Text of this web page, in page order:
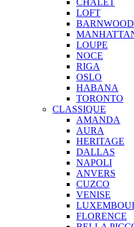
CHALET
LOFT
BARNWOOD
LOUPE
NOCE
RIGA
OSLO
HABANA
TORONTO
CLASSIQUE
AMANDA
AURA
HERITAGE
DALLAS
NAPOLI
ANVERS
CUZCO
VENISE
FLORENCE